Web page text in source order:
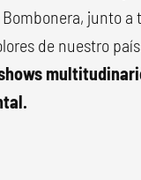
junto a
de nuestro